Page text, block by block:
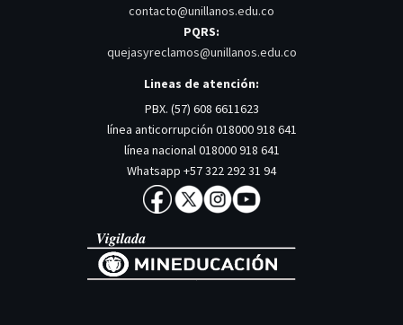
contacto@unillanos.edu.co
PQRS:
quejasyreclamos@unillanos.edu.co
Lineas de atención:
PBX. (57) 608 6611623
línea anticorrupción 018000 918 641
línea nacional 018000 918 641
Whatsapp +57 322 292 31 94